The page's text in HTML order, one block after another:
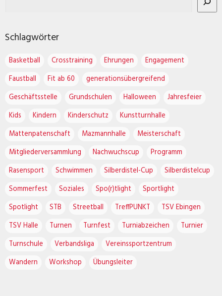
Schlagwörter
Basketball Crosstraining Ehrungen
Engagement
Faustball
Fit ab 60
generationsübergreifend
Geschäftsstelle
Grundschulen Halloween
Jahresfeier
Kids
Kindern Kinderschutz
Kunstturnhalle
Mattenpatenschaft
Mazmannhalle
Meisterschaft
Mitgliederversammlung
Nachwuchscup
Programm
Rasensport
Schwimmen Silberdistel-Cup
Silberdistelcup
Sommerfest
Soziales Spo(r)tlight
Sportlight
Spotlight
STB Streetball TreffPUNKT
TSV Ebingen
TSV Halle
Turnen Turnfest Turniabzeichen
Turnier
Turnschule
Verbandsliga
Vereinssportzentrum
Wandern
Workshop Übungsleiter